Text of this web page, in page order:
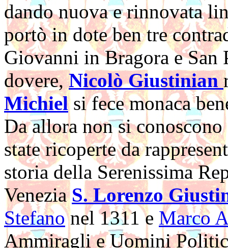
dando nuova e rinnovata
portò in dote ben tre
Giovanni in Bragora e
dovere,Nicolò Giustinian
Michielsi fece monaca
Da allora non si
state ricoperte da
storia della Serenissima
VeneziaS. Lorenzo
Stefanonel 1311 e Marco
Ammiragli e Uomini